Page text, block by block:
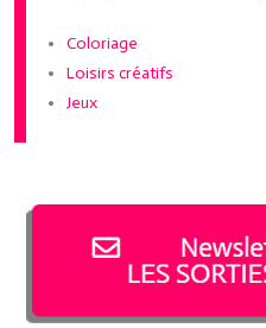
Coloriage
Loisirs créatifs
Jeux